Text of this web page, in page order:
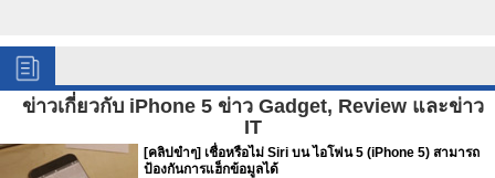
ข่าวเกี่ยวกับ iPhone 5 ข่าว Gadget, Review และข่าว
IT
[คลิปขำๆ] เชื่อหรือไม่ Siri บน ไอโฟน 5 (iPhone 5) สามารถ
ป้องกันการแฮ็กข้อมูลได้